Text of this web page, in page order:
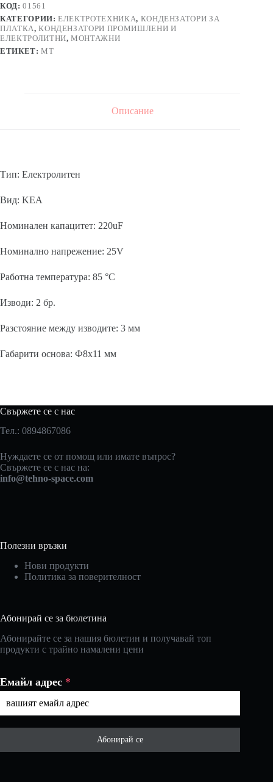
Ф8х11mm
85°C
КОД:01561
КАТЕГОРИИ:ЕЛЕКТРОТЕХНИКА, КОНДЕНЗАТОРИ ЗА
ПЛАТКА,КОНДЕНЗАТОРИ ПРОМИШЛЕНИ И
ЕЛЕКТРОЛИТНИ,МОНТАЖНИ
ЕТИКЕТ:MT
Описание
Тип: Електролитен
Вид: KEA
Номинален капацитет: 220uF
Номинално напрежение: 25V
Работна температура: 85 °C
Изводи: 2 бр.
Разстояние между изводите: 3 мм
Габарити основа: Ф8х11 мм
Свържете се с нас
Тел.: 0894867086
Нуждаете се от помощ или имате въпрос?
Свържете се с нас на:
info@tehno-space.com
Полезни връзки
Нови продукти
Политика за поверителност
Абонирай се за бюлетина
Абонирайте се за нашия бюлетин и получавай топ
продукти с трайно намалени цени
Емайл адрес *
Абонирай се